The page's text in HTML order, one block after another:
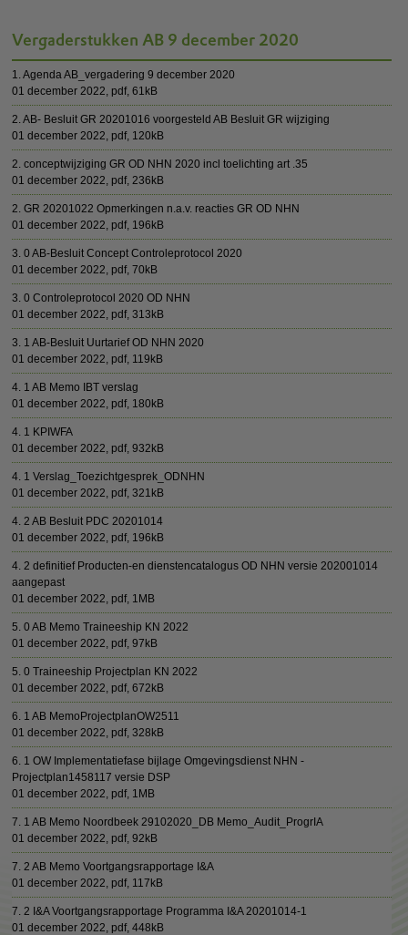
Vergaderstukken AB 9 december 2020
1. Agenda AB_vergadering 9 december 2020
01 december 2022, pdf, 61kB
2. AB- Besluit GR 20201016 voorgesteld AB Besluit GR wijziging
01 december 2022, pdf, 120kB
2. conceptwijziging GR OD NHN 2020 incl toelichting art .35
01 december 2022, pdf, 236kB
2. GR 20201022 Opmerkingen n.a.v. reacties GR OD NHN
01 december 2022, pdf, 196kB
3. 0 AB-Besluit Concept Controleprotocol 2020
01 december 2022, pdf, 70kB
3. 0 Controleprotocol 2020 OD NHN
01 december 2022, pdf, 313kB
3. 1 AB-Besluit Uurtarief OD NHN 2020
01 december 2022, pdf, 119kB
4. 1 AB Memo IBT verslag
01 december 2022, pdf, 180kB
4. 1 KPIWFA
01 december 2022, pdf, 932kB
4. 1 Verslag_Toezichtgesprek_ODNHN
01 december 2022, pdf, 321kB
4. 2 AB Besluit PDC 20201014
01 december 2022, pdf, 196kB
4. 2 definitief Producten-en dienstencatalogus OD NHN versie 202001014
aangepast
01 december 2022, pdf, 1MB
5. 0 AB Memo Traineeship KN 2022
01 december 2022, pdf, 97kB
5. 0 Traineeship Projectplan KN 2022
01 december 2022, pdf, 672kB
6. 1 AB MemoProjectplanOW2511
01 december 2022, pdf, 328kB
6. 1 OW Implementatiefase bijlage Omgevingsdienst NHN -
Projectplan1458117 versie DSP
01 december 2022, pdf, 1MB
7. 1 AB Memo Noordbeek 29102020_DB Memo_Audit_ProgrIA
01 december 2022, pdf, 92kB
7. 2 AB Memo Voortgangsrapportage I&A
01 december 2022, pdf, 117kB
7. 2 I&A Voortgangsrapportage Programma I&A 20201014-1
01 december 2022, pdf, 448kB